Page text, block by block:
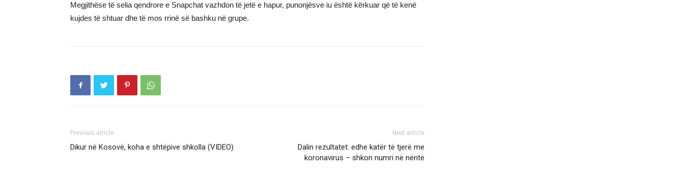
Megjithëse të selia qendrore e Snapchat vazhdon të jetë e hapur, punonjësve iu është kërkuar që të kenë
kujdes të shtuar dhe të mos rrinë së bashku në grupe.
Previous article
Dikur në Kosovë, koha e shtëpive shkolla (VIDEO)
Next article
Dalin rezultatet: edhe katër të tjerë me
koronavirus – shkon numri në nëntë